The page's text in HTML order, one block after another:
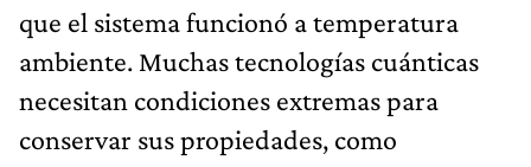
que el sistema funcionó a temperatura
ambiente. Muchas tecnologías cuánticas
necesitan condiciones extremas para
conservar sus propiedades, como